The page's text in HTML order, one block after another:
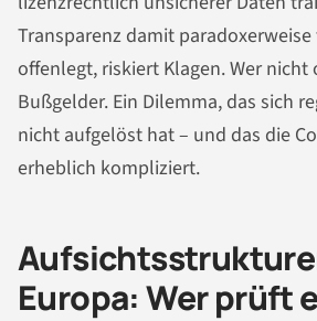
Transparenz damit paradoxerweise
offenlegt, riskiert Klagen. Wer
Bußgelder. Ein Dilemma, das sich
nicht aufgelöst hat – und das die
erheblich kompliziert.
Europa: Wer prüft